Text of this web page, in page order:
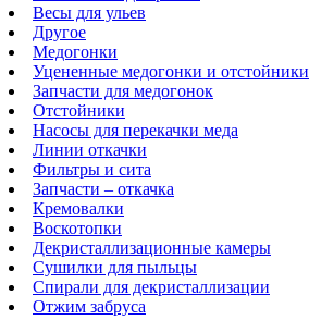
Весы для ульев
Другое
Медогонки
Уцененные медогонки и отстойники
Запчасти для медогонок
Отстойники
Насосы для перекачки меда
Линии откачки
Фильтры и сита
Запчасти – откачка
Кремовалки
Воскотопки
Декристаллизационные камеры
Сушилки для пыльцы
Спирали для декристаллизации
Отжим забруса